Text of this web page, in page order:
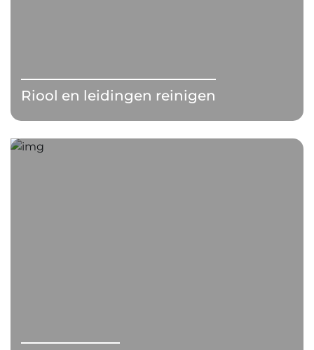
Riool en leidingen reinigen